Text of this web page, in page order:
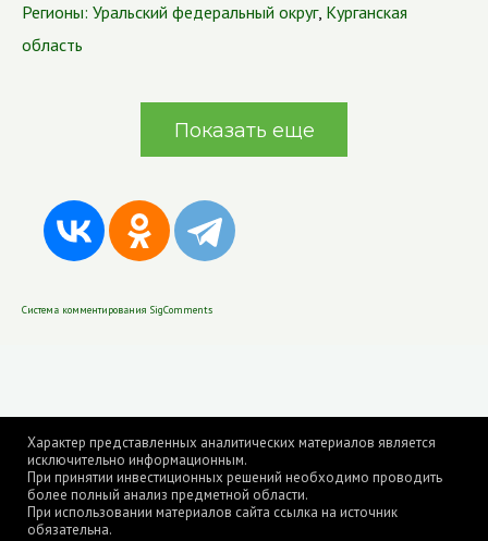
Регионы: Уральский федеральный округ, Курганская
область
Показать еще
Система комментирования SigComments
Характер представленных аналитических материалов является
исключительно информационным.
При принятии инвестиционных решений необходимо проводить
более полный анализ предметной области.
При использовании материалов сайта ссылка на источник
обязательна.